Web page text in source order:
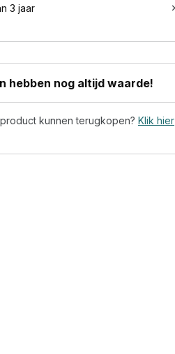
3 jaar
hebben nog altijd waarde!
kunnen terugkopen? Klik hier